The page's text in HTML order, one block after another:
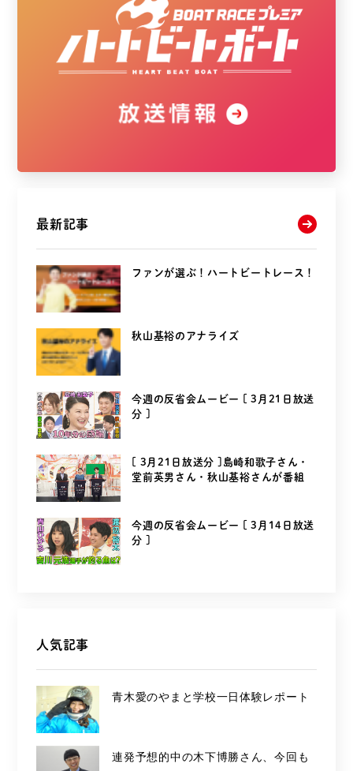
最新記事
ファンが選ぶ！ハートビートレース！
秋山基裕のアナライズ
今週の反省会ムービー [ 3月21日放送
分 ]
[ 3月21日放送分 ]島崎和歌子さん・
堂前英男さん・秋山基裕さんが番組
今週の反省会ムービー [ 3月14日放送
分 ]
人気記事
青木愛のやまと学校一日体験レポート
連発予想的中の木下博勝さん、今回も